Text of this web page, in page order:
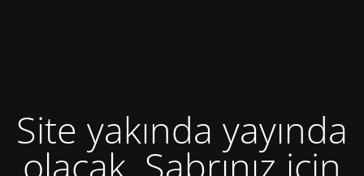
Site yakında yayında
olacak. Sabrınız için